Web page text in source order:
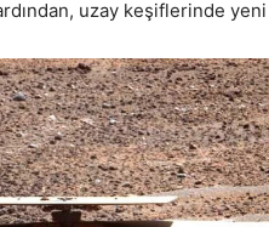
uzay keşiflerinde